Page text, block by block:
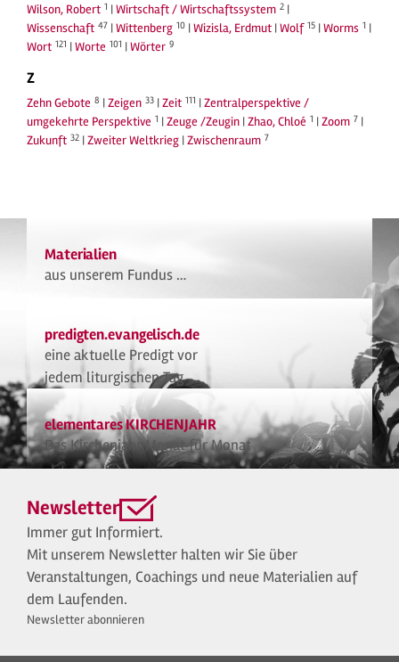
Wilson, Robert 1 |Wirtschaft / Wirtschaftssystem 2 |
Wissenschaft 47 |Wittenberg 10 |Wizisla, Erdmut |Wolf 15 |Worms 1 |
Wort 121 |Worte 101 |Wörter 9
Z
Zehn Gebote 8 |Zeigen 33 |Zeit 111 |Zentralperspektive /
umgekehrte Perspektive 1 |Zeuge /Zeugin |Zhao, Chloé 1 |Zoom 7 |
Zukunft 32 |Zweiter Weltkrieg |Zwischenraum 7
Materialien
aus unserem Fundus …
predigten.evangelisch.de
eine aktuelle Predigt vor
jedem liturgischen Tag
elementares KIRCHENJAHR
Das Kirchenjahr Monat für Monat
Newsletter
Immer gut Informiert.
Mit unserem Newsletter halten wir Sie über
Veranstaltungen, Coachings und neue Materialien auf
dem Laufenden.
Newsletter abonnieren